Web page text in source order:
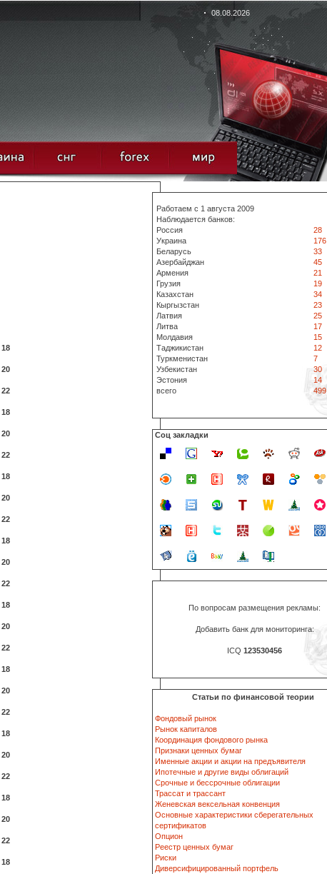
08.08.2026
18
20
22
18
20
22
18
20
22
18
20
22
18
20
22
18
20
22
18
20
22
18
20
22
18
Работаем с 1 августа 2009
Наблюдается банков:
Россия
28
Украина
176
Беларусь
33
Азербайджан
45
Армения
21
Грузия
19
Казахстан
34
Кыргызстан
23
Латвия
25
Литва
17
Молдавия
15
Таджикистан
12
Туркменистан
7
Узбекистан
30
Эстония
14
всего
499
Соц закладки
По вопросам размещения рекламы:
Добавить банк для мониторинга:
ICQ 123530456
Статьи по финансовой теории
Фондовый рынок
Рынок капиталов
Координация фондового рынка
Признаки ценных бумаг
Именные акции и акции на предъявителя
Ипотечные и другие виды облигаций
Срочные и бессрочные облигации
Трассат и трассант
Женевская вексельная конвенция
Основные характеристики сберегательных
сертификатов
Опцион
Реестр ценных бумаг
Риски
Диверсифицированный портфель